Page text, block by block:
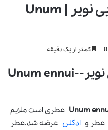
عطر ادکلن اونوم انویی نویر | Unum
کمتر از یک دقیقه
عطر ادکلن اونوم انویی نویر-Unum ennui-
عطری است ملایم
ادکلن عرضه شد.عطر